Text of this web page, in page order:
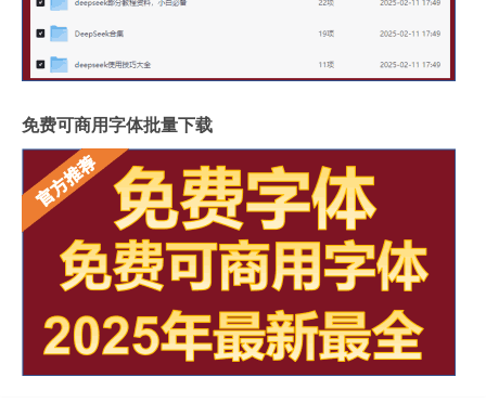
免费可商用字体批量下载